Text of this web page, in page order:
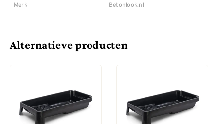
Merk Betonlook.nl
Alternatieve producten